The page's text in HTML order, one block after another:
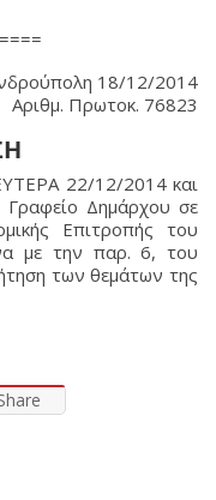
18/12/2014
Αριθμ. Πρωτοκ. 76823
22/12/2014 και
Δημάρχου σε
Επιτροπής του
με την παρ. 6, του
των θεμάτων της